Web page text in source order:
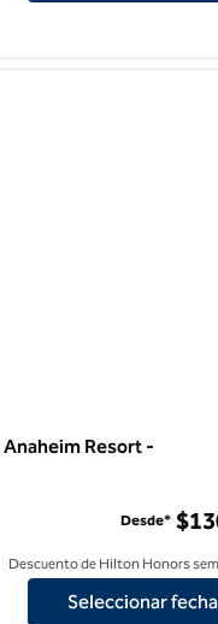
Anaheim Resort -
Suites by Hilton Anaheim
Desde*
Descuento de Hilton Honors
Seleccionar